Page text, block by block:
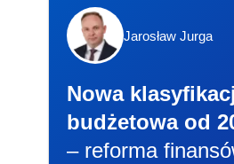
Jarosław Jurga
Nowa
budżetowa od
– reforma